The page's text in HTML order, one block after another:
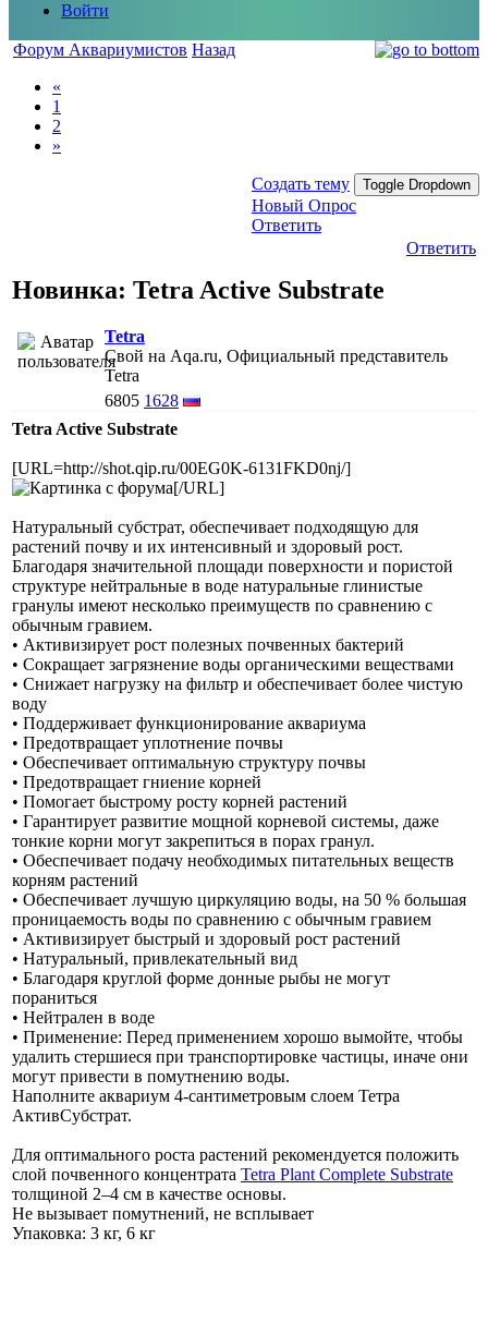
Войти
Форум Аквариумистов Назад
«
1
2
»
Создать тему Toggle Dropdown
Новый Опрос
Ответить
Ответить
Новинка: Tetra Active Substrate
Tetra
Свой на Aqa.ru, Официальный представитель
Tetra
6805 1628
Tetra Active Substrate
[URL=http://shot.qip.ru/00EG0K-6131FKD0nj/]
[/URL]
Натуральный субстрат, обеспечивает подходящую для
растений почву и их интенсивный и здоровый рост.
Благодаря значительной площади поверхности и пористой
структуре нейтральные в воде натуральные глинистые
гранулы имеют несколько преимуществ по сравнению с
обычным гравием.
• Активизирует рост полезных почвенных бактерий
• Сокращает загрязнение воды органическими веществами
• Снижает нагрузку на фильтр и обеспечивает более чистую
воду
• Поддерживает функционирование аквариума
• Предотвращает уплотнение почвы
• Обеспечивает оптимальную структуру почвы
• Предотвращает гниение корней
• Помогает быстрому росту корней растений
• Гарантирует развитие мощной корневой системы, даже
тонкие корни могут закрепиться в порах гранул.
• Обеспечивает подачу необходимых питательных веществ
корням растений
• Обеспечивает лучшую циркуляцию воды, на 50 % большая
проницаемость воды по сравнению с обычным гравием
• Активизирует быстрый и здоровый рост растений
• Натуральный, привлекательный вид
• Благодаря круглой форме донные рыбы не могут
пораниться
• Нейтрален в воде
• Применение: Перед применением хорошо вымойте, чтобы
удалить стершиеся при транспортировке частицы, иначе они
могут привести в помутнению воды.
Наполните аквариум 4-сантиметровым слоем Тетра
АктивСубстрат.
Для оптимального роста растений рекомендуется положить
слой почвенного концентрата Tetra Plant Complete Substrate
толщиной 2–4 см в качестве основы.
Не вызывает помутнений, не всплывает
Упаковка: 3 кг, 6 кг